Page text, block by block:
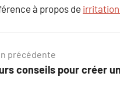
à propos de
précédente
conseils pour créer